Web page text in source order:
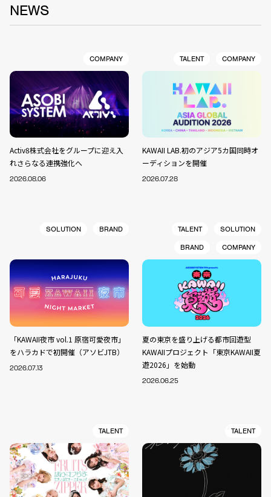
NEWS
COMPANY
Activ8株式会社をグループに迎え入
れさらなる連携強化へ
2026.08.06
TALENT COMPANY
KAWAII LAB.初のアジア5カ国同時オ
ーディションを開催
2026.07.28
SOLUTION BRAND
「KAWAII夜市 vol.1 原宿可愛夜市」
をハラカドで初開催（アソビJTB）
2026.07.13
TALENT
SOLUTION
BRAND
COMPANY
夏の東京を盛り上げる都市回遊型
KAWAIIプロジェクト「東京KAWAII夏
遊2026」を始動
2026.06.25
TALENT TALENT